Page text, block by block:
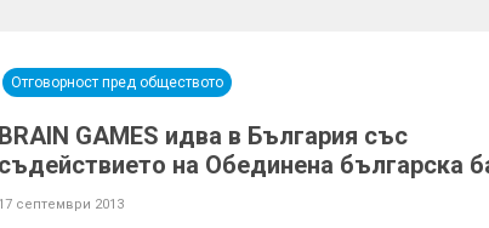
Отговорност пред обществото
BRAIN GAMES идва в България със
съдействието на Обединена българска
17 септември 2013